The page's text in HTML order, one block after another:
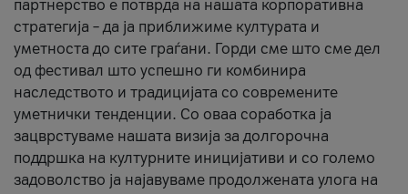
партнерство е потврда на нашата корпоративна
стратегија – да ја приближиме културата и
уметноста до сите граѓани. Горди сме што сме дел
од фестивал што успешно ги комбинира
наследството и традицијата со современите
уметнички тенденции. Со оваа соработка ја
зацврстуваме нашата визија за долгорочна
поддршка на културните иницијативи и со големо
задоволство ја најавуваме продолжената улога на